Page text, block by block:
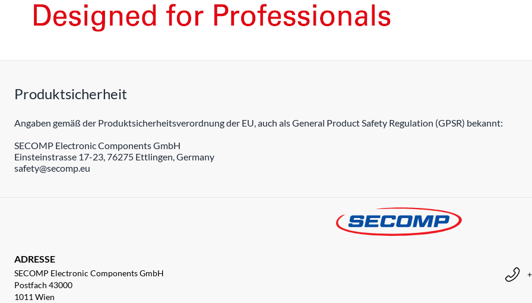
Produktsicherheit
Angaben gemäß der Produktsicherheitsverordnung der EU, auch als General Product Safety Regulation (GPSR) bekannt:
SECOMP Electronic Components GmbH
Einsteinstrasse 17-23, 76275 Ettlingen, Germany
safety@secomp.eu
ADRESSE
SECOMP Electronic Components GmbH
Postfach 43000
1011 Wien